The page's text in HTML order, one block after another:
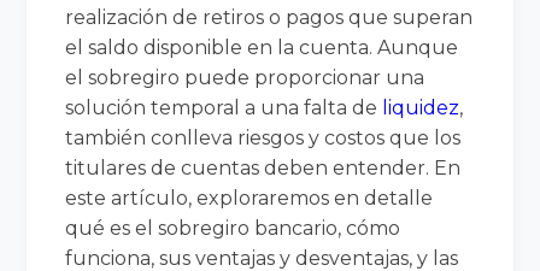
realización de retiros o pagos que superan
el saldo disponible en la cuenta. Aunque
el sobregiro puede proporcionar una
solución temporal a una falta de liquidez,
también conlleva riesgos y costos que los
titulares de cuentas deben entender. En
este artículo, exploraremos en detalle
qué es el sobregiro bancario, cómo
funciona, sus ventajas y desventajas, y las